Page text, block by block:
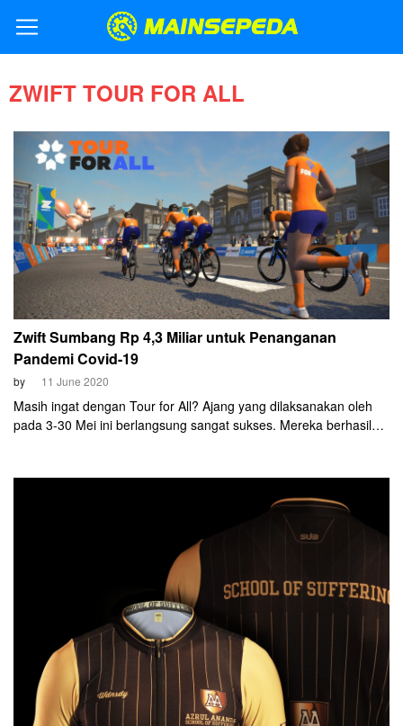
ZWIFT TOUR FOR ALL
Zwift Sumbang Rp 4,3 Miliar untuk Penanganan
Pandemi Covid-19
by 11 June 2020
Masih ingat dengan Tour for All? Ajang yang dilaksanakan oleh
pada 3-30 Mei ini berlangsung sangat sukses. Mereka berhasil
untuk menangani pandemi coronavirus.